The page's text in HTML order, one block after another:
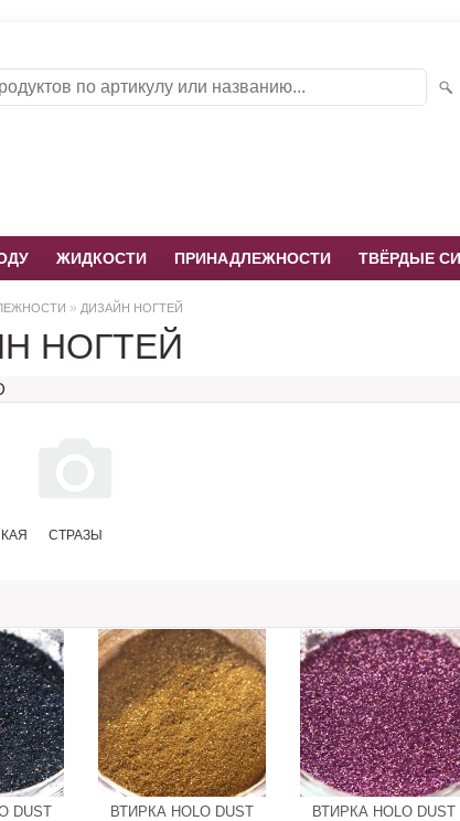
ЖИДКОСТИ ПРИНАДЛЕЖНОСТИ ТВЁРДЫЕ
» ДИЗАЙН НОГТЕЙ
НОГТЕЙ
СТРАЗЫ
DUST
ВТИРКА HOLO DUST
ВТИРКА HOLO DUST